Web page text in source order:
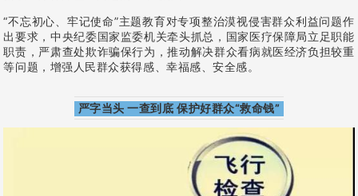
“不忘初心、牢记使命”主题教育对专项整治漠视侵害群众利益问题作
出要求，中央纪委国家监委机关牵头抓总，国家医疗保障局立足职能
职责，严肃查处欺诈骗保行为，推动解决群众看病就医经济负担较重
等问题，增强人民群众获得感、幸福感、安全感。
严字当头 一查到底 保护好群众“救命钱”